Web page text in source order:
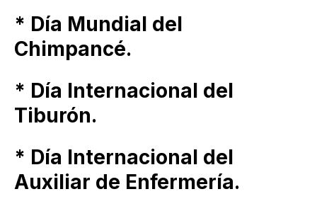
* Día Mundial del
Chimpancé.
* Día Internacional del
Tiburón.
* Día Internacional del
Auxiliar de Enfermería.